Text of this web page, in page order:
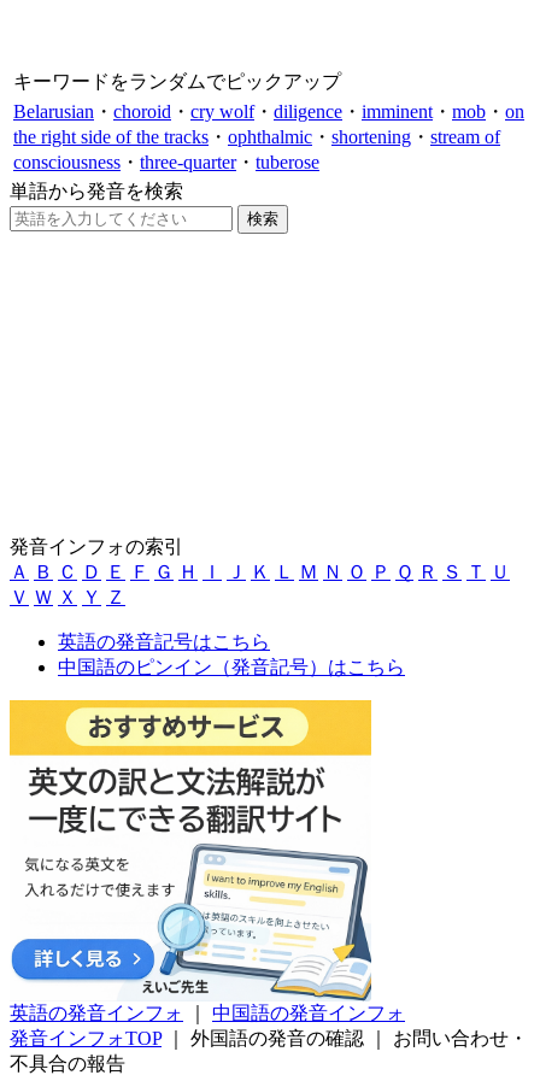
キーワードをランダムでピックアップ
Belarusian ・ choroid ・ cry wolf・ diligence ・ imminent ・ mob ・ on
the right side of the tracks ・ ophthalmic ・ shortening ・ stream of
consciousness ・ three-quarter・ tuberose
単語から発音を検索
発音インフォの索引
Ａ
Ｂ Ｃ Ｄ Ｅ Ｆ Ｇ Ｈ Ｉ Ｊ Ｋ Ｌ Ｍ Ｎ Ｏ Ｐ Ｑ Ｒ Ｓ Ｔ
Ｕ
Ｖ Ｗ Ｘ Ｙ Ｚ
英語の発音記号はこちら
中国語のピンイン（発音記号）はこちら
英語の発音インフォ
中国語の発音インフォ
発音インフォTOP
外国語の発音の確認
お問い合わせ・
不具合の報告